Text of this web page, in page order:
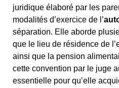
juridique élaboré par les
modalités d’exercice de l’
séparation. Elle aborde
que le lieu de résidence de
ainsi que la pension
cette convention par le juge
essentielle pour qu’elle